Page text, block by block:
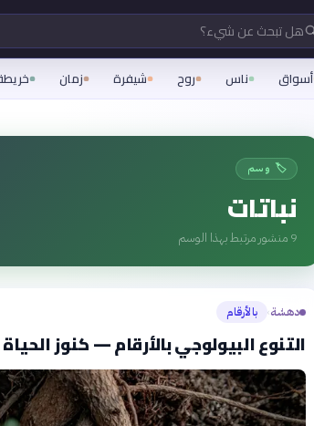
هل تبحث عن شيء؟
أسواق ناس روح شيفرة زمان
🏷️ وسم
نباتات
9 منشور مرتبط بهذا الوسم
دهشة› بالأرقام
التنوع البيولوجي بالأرقام — كنوز